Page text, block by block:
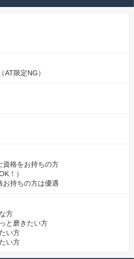
限定NG）
資格をお持ちの方
！）
お持ちの方は優遇
方
と磨きたい方
い方
い方